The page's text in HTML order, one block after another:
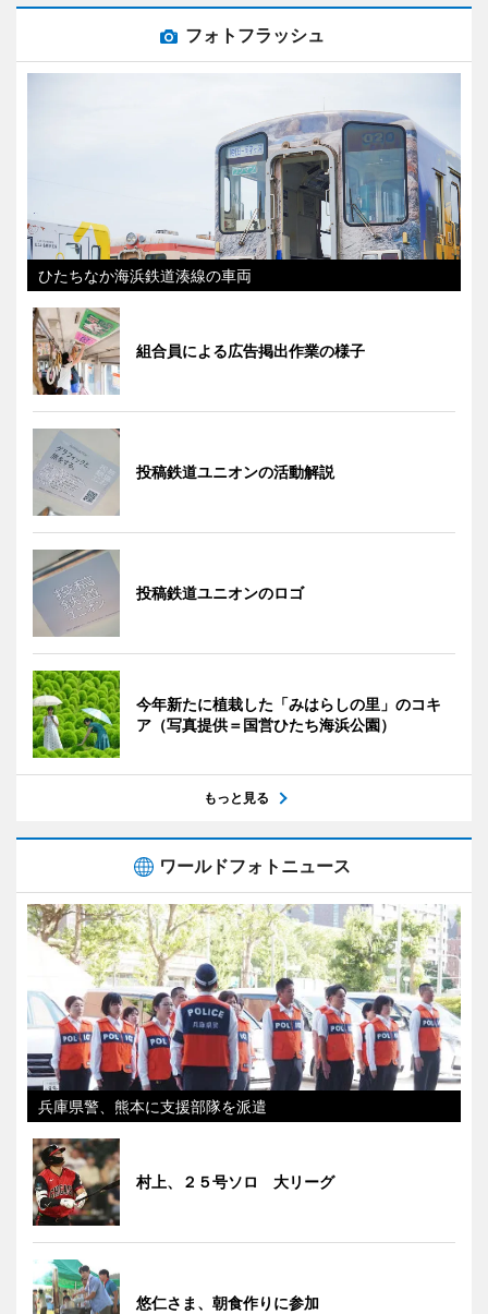
フォトフラッシュ
ひたちなか海浜鉄道湊線の車両
組合員による広告掲出作業の様子
投稿鉄道ユニオンの活動解説
投稿鉄道ユニオンのロゴ
今年新たに植栽した「みはらしの里」のコキ
ア（写真提供＝国営ひたち海浜公園）
もっと見る
ワールドフォトニュース
兵庫県警、熊本に支援部隊を派遣
村上、２５号ソロ 大リーグ
悠仁さま、朝食作りに参加